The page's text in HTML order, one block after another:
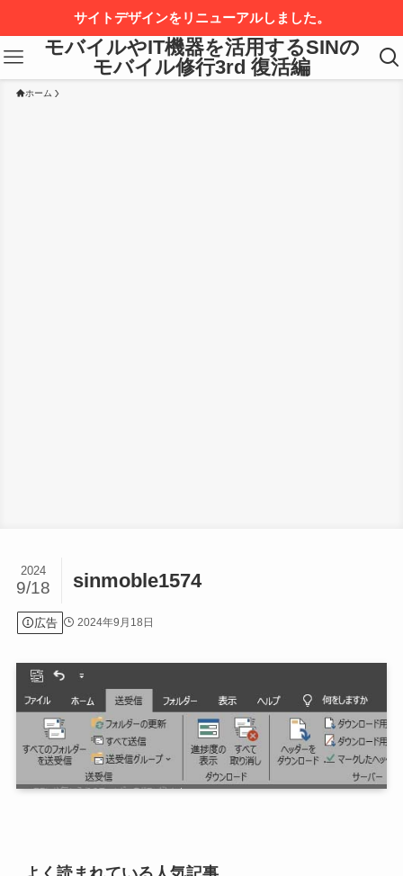
サイトデザインをリニューアルしました。
モバイルやIT機器を活用するSINの
モバイル修行3rd 復活編
ホーム
sinmoble1574
2024
9/18
広告 2024年9月18日